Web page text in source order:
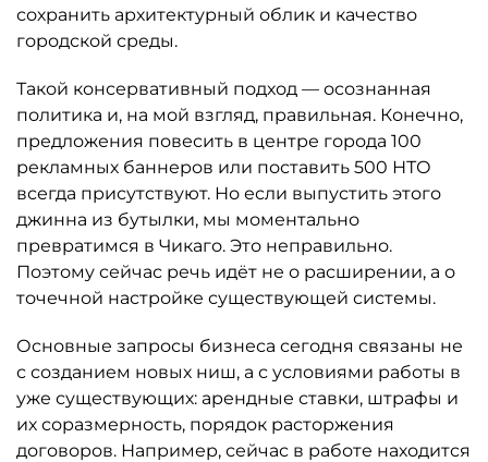
сохранить архитектурный облик и качество
городской среды.
Такой консервативный подход — осознанная
политика и, на мой взгляд, правильная. Конечно,
предложения повесить в центре города 100
рекламных баннеров или поставить 500 НТО
всегда присутствуют. Но если выпустить этого
джинна из бутылки, мы моментально
превратимся в Чикаго. Это неправильно.
Поэтому сейчас речь идёт не о расширении, а о
точечной настройке существующей системы.
Основные запросы бизнеса сегодня связаны не
с созданием новых ниш, а с условиями работы в
уже существующих: арендные ставки, штрафы и
их соразмерность, порядок расторжения
договоров. Например, сейчас в работе находится